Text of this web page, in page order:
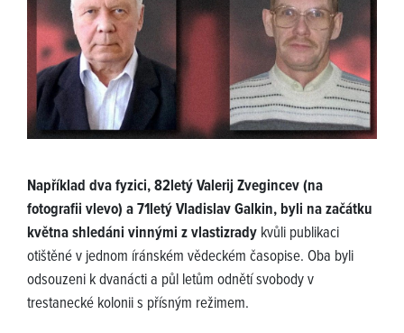
Například dva fyzici, 82letý Valerij Zvegincev (na
fotografii vlevo) a 71letý Vladislav Galkin, byli na začátku
května shledáni vinnými z vlastizrady kvůli publikaci
otištěné v jednom íránském vědeckém časopise. Oba byli
odsouzeni k dvanácti a půl letům odnětí svobody v
trestanecké kolonii s přísným režimem.